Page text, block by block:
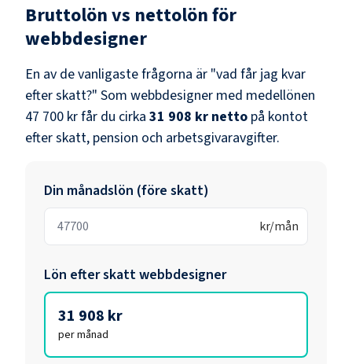
Bruttolön vs nettolön för
webbdesigner
En av de vanligaste frågorna är "vad får jag kvar
efter skatt?" Som webbdesigner med medellönen
47 700 krfår du cirka 31 908 kr netto på kontot
efter skatt, pension och arbetsgivaravgifter.
Din månadslön (före skatt)
kr/mån
Lön efter skattwebbdesigner
31 908 kr
per månad